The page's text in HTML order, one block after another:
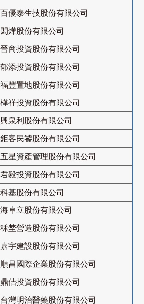
百優泰生技股份有限公司
閎燁股份有限公司
晉商投資股份有限公司
郁添投資股份有限公司
福豐置地股份有限公司
樺祥投資股份有限公司
興泉利股份有限公司
鉅客民饕股份有限公司
五星資產管理股份有限公司
君毅投資股份有限公司
科基股份有限公司
海卓立股份有限公司
秝埜營造股份有限公司
嘉宇建設股份有限公司
順昌國際企業股份有限公司
鼎佶投資股份有限公司
台灣明治醫藥股份有限公司